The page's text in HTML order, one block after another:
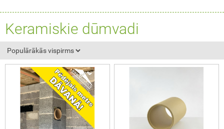
Keramiskie dūmvadi